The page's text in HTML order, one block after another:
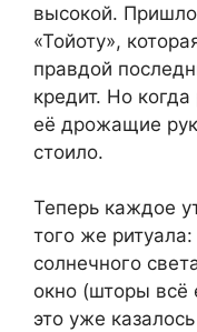
высокой.
«Тойоту»,
правдой
кредит. Но
её дрожащие
стоило.
Теперь каждое
того же
солнечного
окно (шторы
это уже